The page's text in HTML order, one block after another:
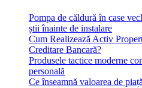
Pompa de căldură în case
știi înainte de instalare
Cum Realizează Activ
Creditare Bancară?
Produsele tactice moderne
personală
Ce înseamnă valoarea de